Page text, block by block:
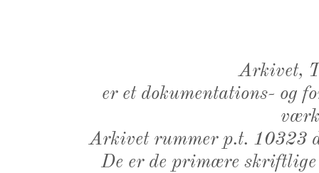
Arkivet,
er et dokumentations- og
Arkivet rummer p.t. 10323
De er de primære